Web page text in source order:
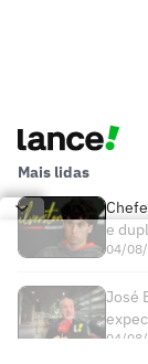
Mais lidas
e
04/
José
04/